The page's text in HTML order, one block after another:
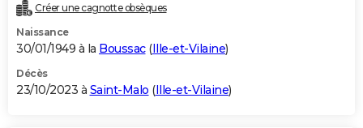
Créer une cagnotte obsèques
Naissance
30/01/1949 à la Boussac(Ille-et-Vilaine)
Décès
23/10/2023 à Saint-Malo (Ille-et-Vilaine)